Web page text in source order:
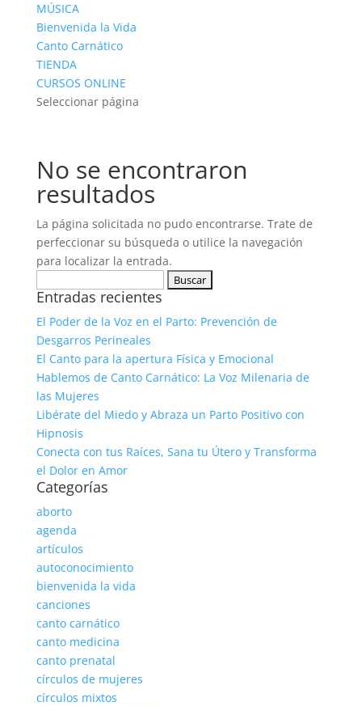
MÚSICA
Bienvenida la Vida
Canto Carnático
TIENDA
CURSOS ONLINE
Seleccionar página
No se encontraron
resultados
La página solicitada no pudo encontrarse. Trate de
perfeccionar su búsqueda o utilice la navegación
para localizar la entrada.
Entradas recientes
El Poder de la Voz en el Parto: Prevención de
Desgarros Perineales
El Canto para la apertura Física y Emocional
Hablemos de Canto Carnático: La Voz Milenaria de
las Mujeres
Libérate del Miedo y Abraza un Parto Positivo con
Hipnosis
Conecta con tus Raíces, Sana tu Útero y Transforma
el Dolor en Amor
Categorías
aborto
agenda
artículos
autoconocimiento
bienvenida la vida
canciones
canto carnático
canto medicina
canto prenatal
círculos de mujeres
círculos mixtos